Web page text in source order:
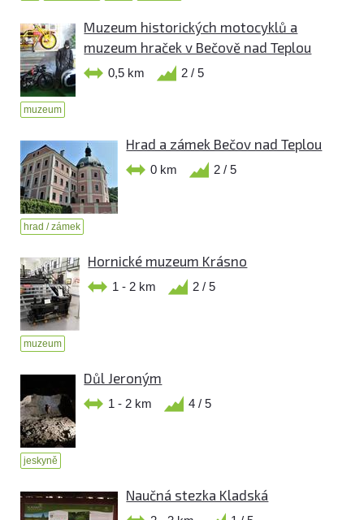
Muzeum historických motocyklů a
muzeum hraček v Bečově nad Teplou
0,5 km 2 / 5
muzeum
Hrad a zámek Bečov nad Teplou
0 km 2 / 5
hrad / zámek
Hornické muzeum Krásno
1 - 2 km 2 / 5
muzeum
Důl Jeroným
1 - 2 km 4 / 5
jeskyně
Naučná stezka Kladská